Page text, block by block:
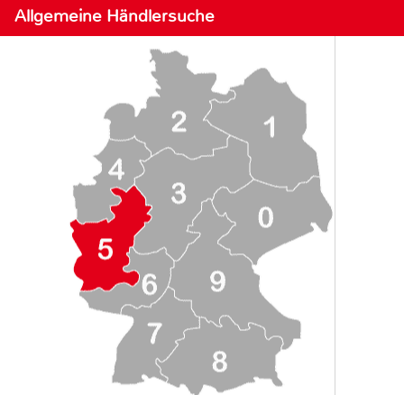
Allgemeine Händlersuche